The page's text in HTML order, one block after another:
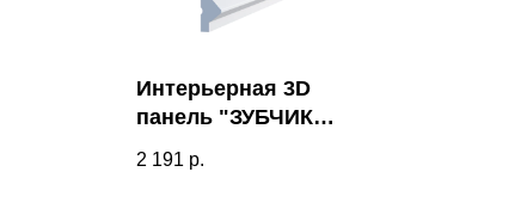
Интерьерная 3D
панель "ЗУБЧИК
2 191 р.